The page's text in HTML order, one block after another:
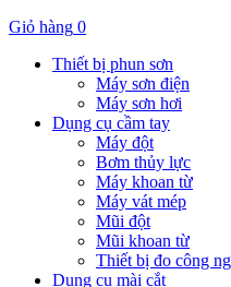
Giỏ hàng 0
Thiết bị phun sơn
Máy sơn điện
Máy sơn hơi
Dụng cụ cầm tay
Máy đột
Bơm thủy lực
Máy khoan từ
Máy vát mép
Mũi đột
Mũi khoan từ
Thiết bị đo công
Dụng cụ mài cắt